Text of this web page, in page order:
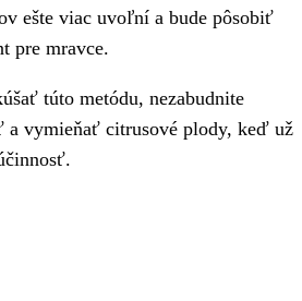
ešte viac uvoľní a bude pôsobiť
pre mravce.
túto metódu, nezabudnite
a vymieňať citrusové plody, keď už